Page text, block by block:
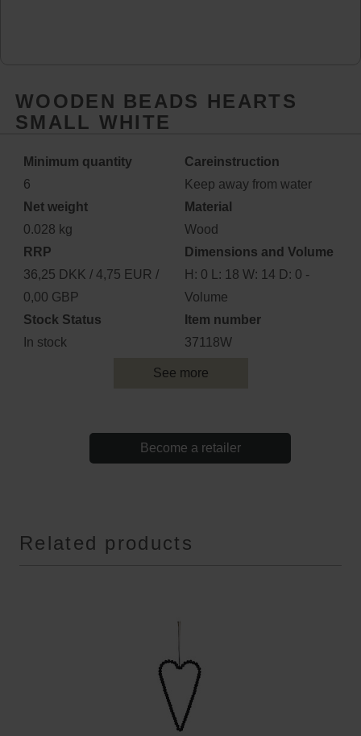
WOODEN BEADS HEARTS
SMALL WHITE
Minimum quantity
6
Careinstruction
Keep away from water
Net weight
0.028 kg
Material
Wood
RRP
36,25 DKK / 4,75 EUR /
0,00 GBP
Dimensions and Volume
H: 0 L: 18 W: 14 D: 0 -
Volume
Stock Status
In stock
Item number
37118W
See more
Become a retailer
Related products